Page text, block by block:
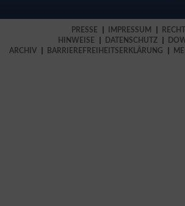
PRESSE IMPRESSUM
HINWEISE
DATENSCHUTZ
ARCHIV
BARRIEREFREIHEITSERKLÄRUNG